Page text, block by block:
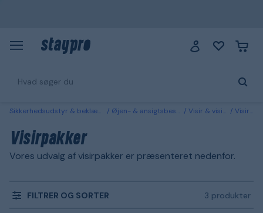
Sikkerhedsudstyr & beklædning Øjen- & ansigtsbeskyttelse Visir & visirsystem Visirpakker
Visirpakker
Vores udvalg af visirpakker er præsenteret nedenfor.
FILTRER OG SORTER 3 produkter